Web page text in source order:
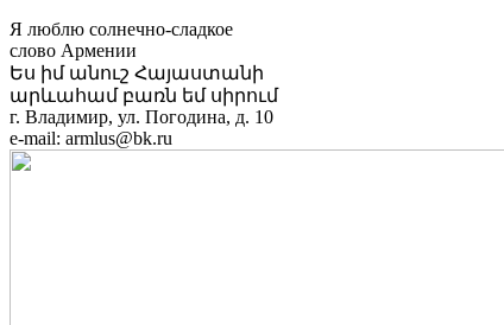
Я люблю солнечно-сладкое
слово Армении
Ես իմ անուշ Հայաստանի
արևահամ բառն եմ սիրում
г. Владимир, ул. Погодина, д. 10
e-mail: armlus@bk.ru